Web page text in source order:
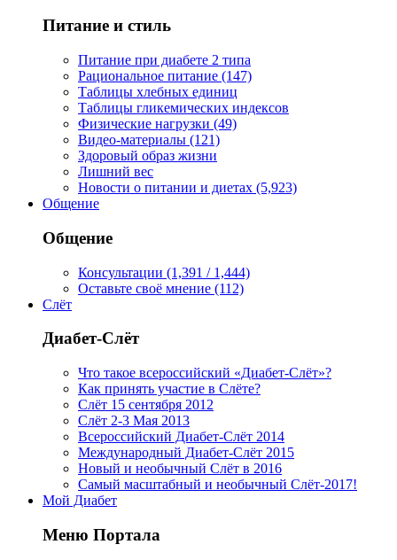
Питание и стиль
Питание при диабете 2 типа
Рациональное питание (147)
Таблицы хлебных единиц
Таблицы гликемических индексов
Физические нагрузки (49)
Видео-материалы (121)
Здоровый образ жизни
Лишний вес
Новости о питании и диетах (5,923)
Общение
Общение
Консультации (1,391 / 1,444)
Оставьте своё мнение (112)
Слёт
Диабет-Слёт
Что такое всероссийский «Диабет-Слёт»?
Как принять участие в Слёте?
Слёт 15 сентября 2012
Слёт 2-3 Мая 2013
Всероссийский Диабет-Слёт 2014
Международный Диабет-Слёт 2015
Новый и необычный Слёт в 2016
Самый масштабный и необычный Слёт-2017!
Мой Диабет
Меню Портала